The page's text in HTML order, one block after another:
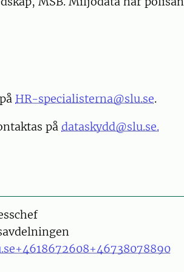
HR-specialisterna@slu.se.
på dataskydd@slu.se.
+4618672608+46738078890